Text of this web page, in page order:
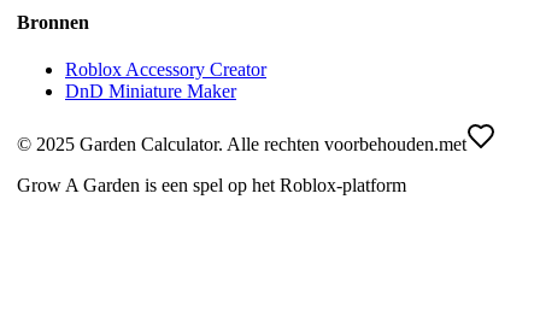
Bronnen
Roblox Accessory Creator
DnD Miniature Maker
© 2025 Garden Calculator. Alle rechten voorbehouden.met
Grow A Garden is een spel op het Roblox-platform